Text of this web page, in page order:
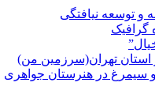
و توسعه نیافتگی
گرافیک
تهران(سرزمین من)
و سیمرغ در هنرستان جواهری